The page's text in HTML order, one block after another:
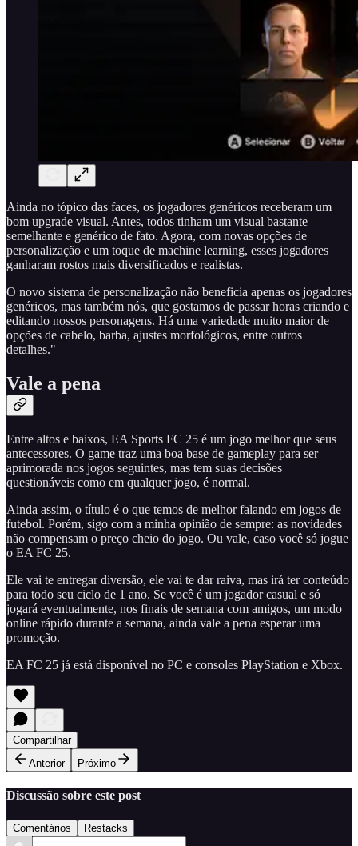
Ainda no tópico das faces, os jogadores genéricos receberam um
bom upgrade visual. Antes, todos tinham um visual bastante
semelhante e genérico de fato. Agora, com novas opções de
personalização e um toque de machine learning, esses jogadores
ganharam rostos mais diversificados e realistas.
O novo sistema de personalização não beneficia apenas os jogadores
genéricos, mas também nós, que gostamos de passar horas criando e
editando nossos personagens. Há uma variedade muito maior de
opções de cabelo, barba, ajustes morfológicos, entre outros
detalhes."
Vale a pena
Entre altos e baixos, EA Sports FC 25 é um jogo melhor que seus
antecessores. O game traz uma boa base de gameplay para ser
aprimorada nos jogos seguintes, mas tem suas decisões
questionáveis como em qualquer jogo, é normal.
Ainda assim, o título é o que temos de melhor falando em jogos de
futebol. Porém, sigo com a minha opinião de sempre: as novidades
não compensam o preço cheio do jogo. Ou vale, caso você só jogue
o EA FC 25.
Ele vai te entregar diversão, ele vai te dar raiva, mas irá ter conteúdo
para todo seu ciclo de 1 ano. Se você é um jogador casual e só
jogará eventualmente, nos finais de semana com amigos, um modo
online rápido durante a semana, ainda vale a pena esperar uma
promoção.
EA FC 25 já está disponível no PC e consoles PlayStation e Xbox.
Compartilhar
Anterior
Próximo
Discussão sobre este post
Comentários Restacks